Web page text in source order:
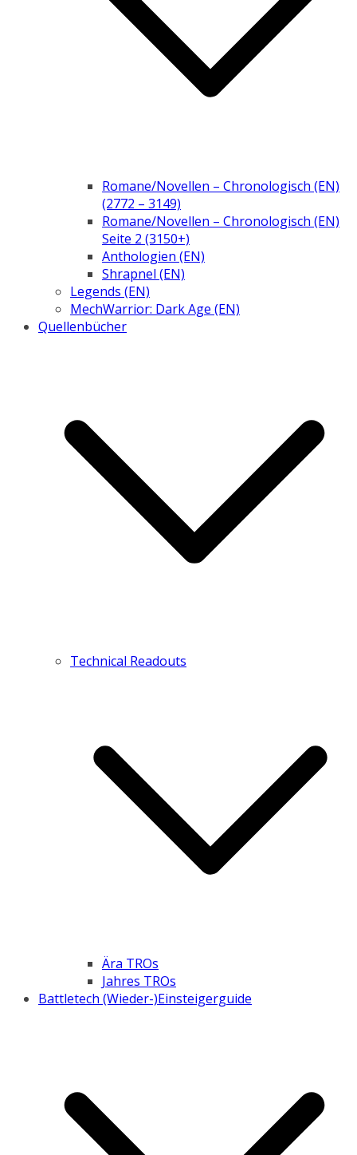
Romane/Novellen – Chronologisch (EN)
(2772 – 3149)
Romane/Novellen – Chronologisch (EN)
Seite 2 (3150+)
Anthologien (EN)
Shrapnel (EN)
Legends (EN)
MechWarrior: Dark Age (EN)
Quellenbücher
Technical Readouts
Ära TROs
Jahres TROs
Battletech (Wieder-)Einsteigerguide